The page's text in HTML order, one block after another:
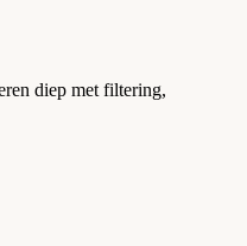
diep met filtering,